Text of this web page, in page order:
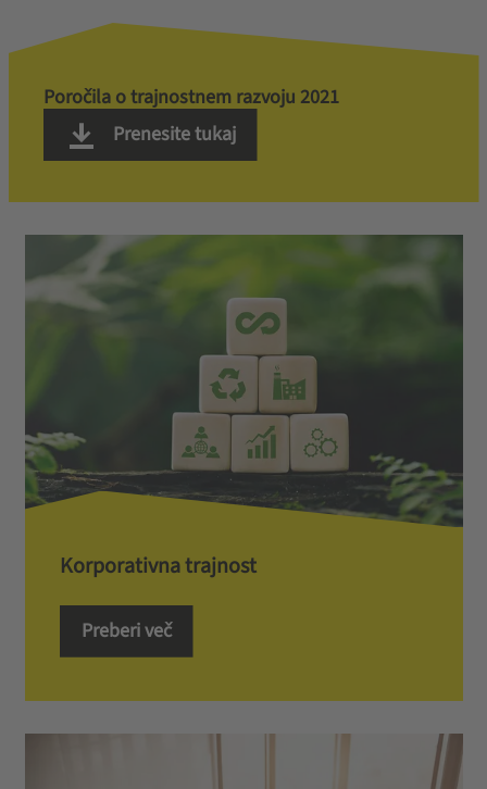
Poročila o trajnostnem razvoju 2021
Prenesite tukaj
Korporativna trajnost
Preberi več